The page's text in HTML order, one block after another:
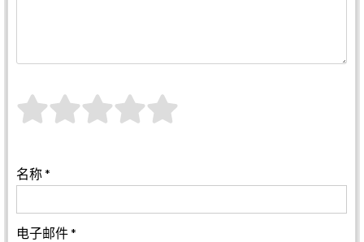
名称*
电子邮件*